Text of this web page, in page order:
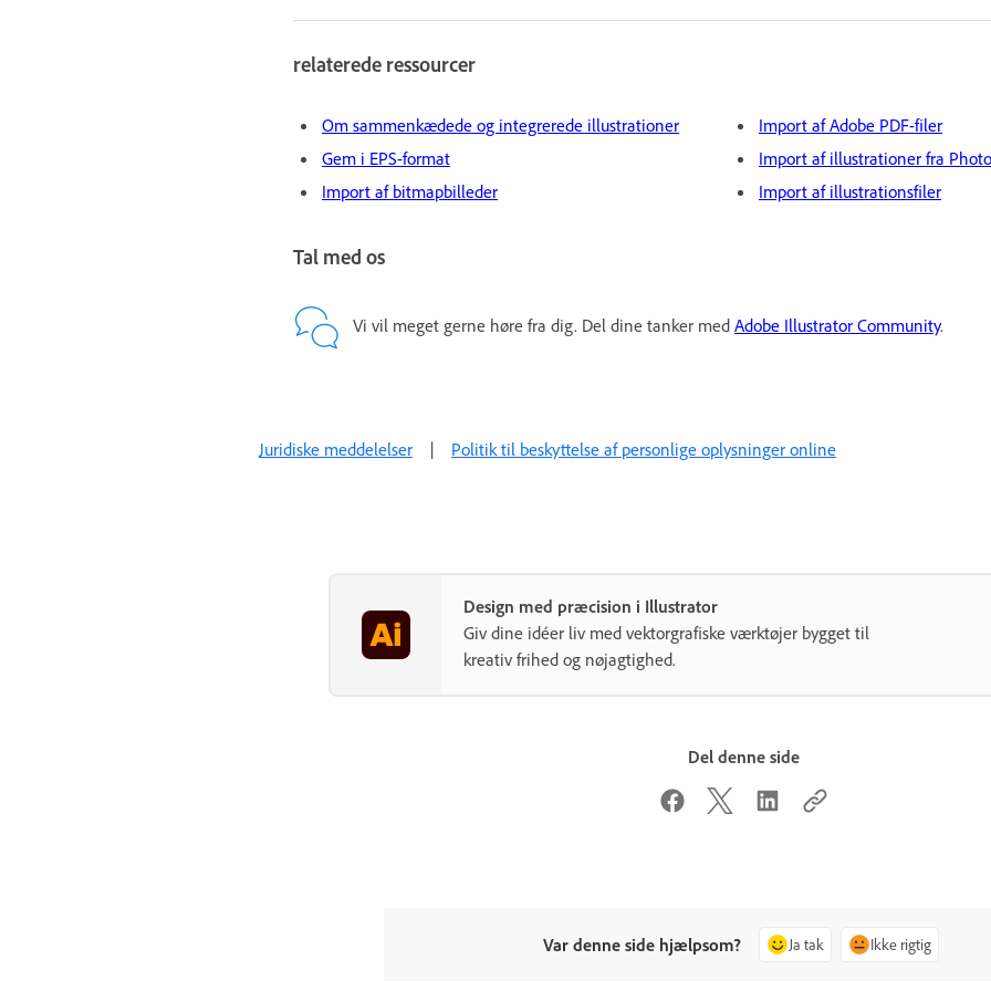
relaterede ressourcer
Om sammenkædede og integrerede illustrationer
Gem i EPS-format
Import af bitmapbilleder
Import af Adobe PDF-filer
Import af illustrationer fra
Import af illustrationsfiler
Tal med os
Vi vil meget gerne høre fra dig. Del dine tanker med Adobe Illustrator Community.
Juridiske meddelelser | Politik til beskyttelse af personlige oplysninger online
Design med præcision i Illustrator
Giv dine idéer liv med vektorgrafiske værktøjer bygget til
kreativ frihed og nøjagtighed.
Del denne side
Var denne side hjælpsom? Ja tak Ikke rigtig